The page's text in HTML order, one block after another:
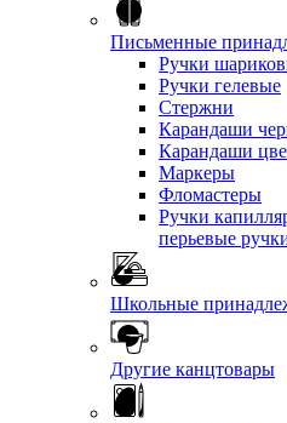
Письменные
Ручки
Ручки гелевые
Стержни
Карандаши
Карандаши
Маркеры
Фломастеры
Ручки
перьевые
Школьные
Другие канцтовары